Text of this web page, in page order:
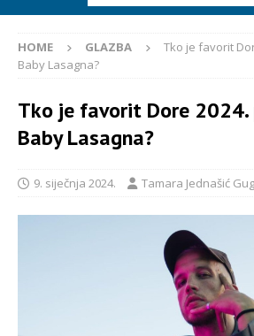
HOME GLAZBA
Tko je favorit
Baby Lasagna?
Tko je favorit Dore 2024.
Baby Lasagna?
9. siječnja 2024. Tamara Jednašić